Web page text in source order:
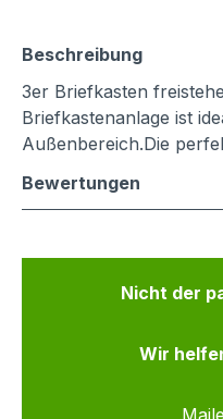
Beschreibung
3er Briefkasten
Briefkastenanlage ist
Außenbereich.Die
Bewertungen
Nicht der
Wir